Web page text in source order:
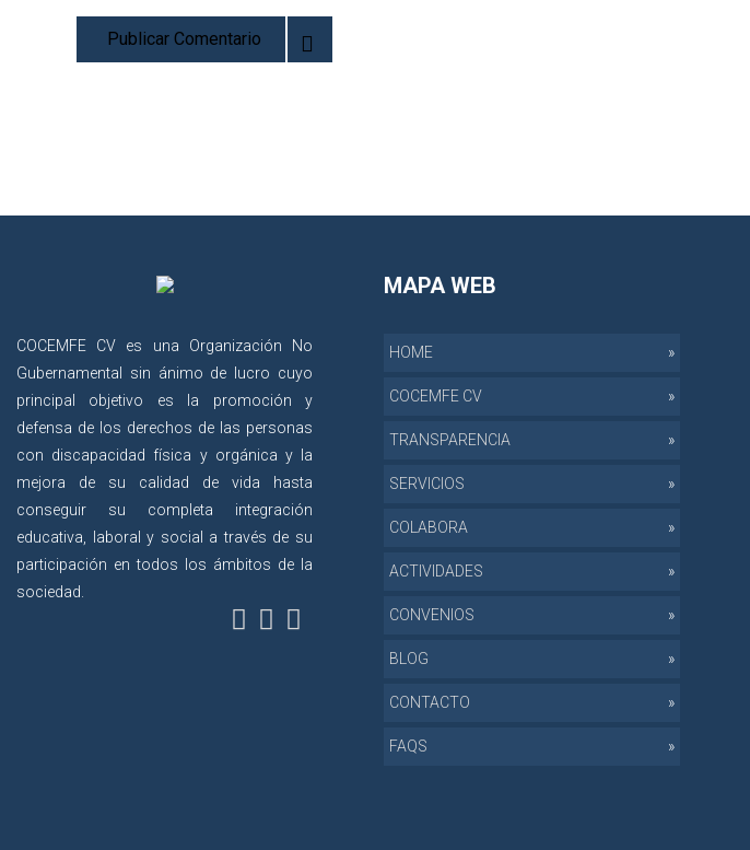
COCEMFE CV es una Organización No
Gubernamental sin ánimo de lucro cuyo
principal objetivo es la promoción y
defensa de los derechos de las personas
con discapacidad física y orgánica y la
mejora de su calidad de vida hasta
conseguir su completa integración
educativa, laboral y social a través de su
participación en todos los ámbitos de la
sociedad.
MAPA WEB
HOME
COCEMFE CV
TRANSPARENCIA
SERVICIOS
COLABORA
ACTIVIDADES
CONVENIOS
BLOG
CONTACTO
FAQS